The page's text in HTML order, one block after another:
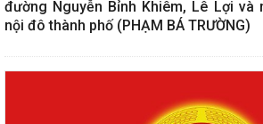
đường Nguyễn Bỉnh Khiêm, Lê Lợi và
nội đô thành phố (PHẠM BÁ TRƯỜNG)